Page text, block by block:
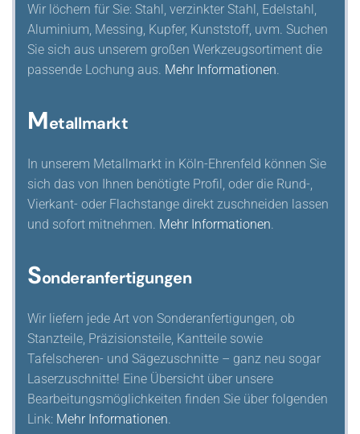
Wir löchern für Sie: Stahl, verzinkter Stahl, Edelstahl,
Aluminium, Messing, Kupfer, Kunststoff, uvm. Suchen
Sie sich aus unserem großen Werkzeugsortiment die
passende Lochung aus. Mehr Informationen
Metallmarkt
In unserem Metallmarkt in Köln-Ehrenfeld können Sie
sich das von Ihnen benötigte Profil, oder die Rund-,
Vierkant- oder Flachstange direkt zuschneiden lassen
und sofort mitnehmen. Mehr Informationen
Sonderanfertigungen
Wir liefern jede Art von Sonderanfertigungen, ob
Stanzteile, Präzisionsteile, Kantteile sowie
Tafelscheren- und Sägezuschnitte – ganz neu sogar
Laserzuschnitte! Eine Übersicht über unsere
Bearbeitungsmöglichkeiten finden Sie über folgenden
Link: Mehr Informationen